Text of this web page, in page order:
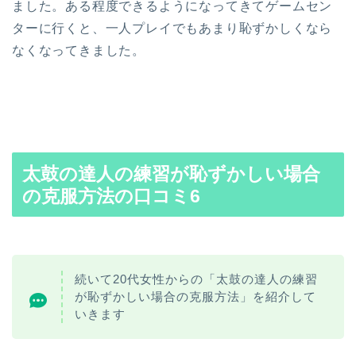
ました。 ある程度できるようになってきてゲームセン
ターに行くと、一人プレイでもあまり恥ずかしくなら
なくなってきました。
太鼓の達人の練習が恥ずかしい場合
の克服方法の口コミ6
続いて20代女性からの「太鼓の達人の練習
が恥ずかしい場合の克服方法」を紹介して
いきます